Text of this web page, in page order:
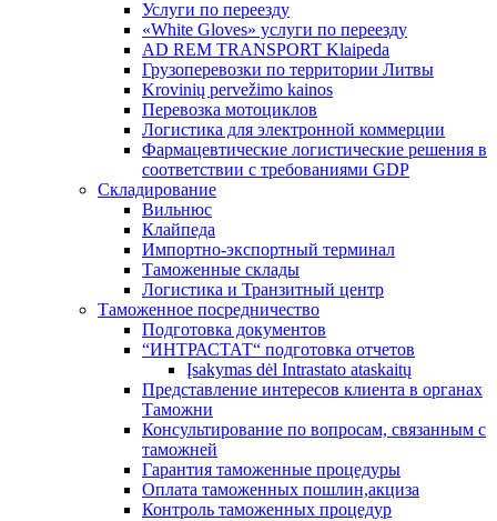
Услуги по переезду
«White Gloves» услуги по переезду
AD REM TRANSPORT Klaipeda
Грузоперевозки по территории Литвы
Krovinių pervežimo kainos
Перевозка мотоциклов
Логистика для электронной коммерции
Фармацевтические логистические решения в
соответствии с требованиями GDP
Складирование
Вильнюс
Клайпеда
Импортно-экспортный терминал
Таможенные склады
Логистика и Транзитный центр
Таможенное посредничество
Подготовка документов
“ИНТРАСТАТ“ подготовка отчетов
Įsakymas dėl Intrastato ataskaitų
Представление интересов клиента в органах
Таможни
Консультирование по вопросам, связанным с
таможней
Гарантия таможенные процедуры
Оплата таможенных пошлин,акциза
Контроль таможенных процедур